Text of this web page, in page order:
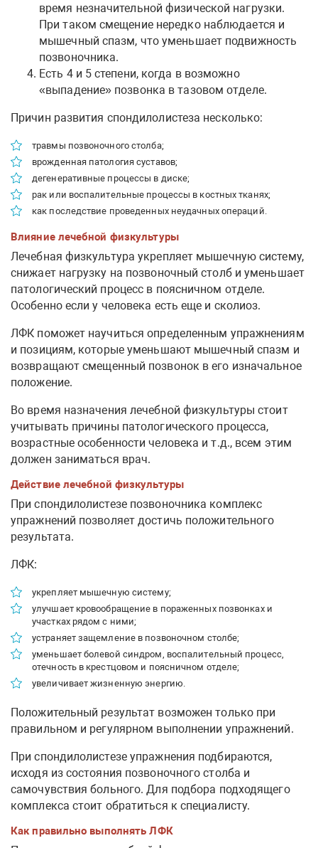
время незначительной физической нагрузки.
При таком смещение нередко наблюдается и
мышечный спазм, что уменьшает подвижность
позвоночника.
Есть 4 и 5 степени, когда в возможно
«выпадение» позвонка в тазовом отделе.
Причин развития спондилолистеза несколько:
травмы позвоночного столба;
врожденная патология суставов;
дегенеративные процессы в диске;
рак или воспалительные процессы в костных тканях;
как последствие проведенных неудачных операций.
Влияние лечебной физкультуры
Лечебная физкультура укрепляет мышечную систему,
снижает нагрузку на позвоночный столб и уменьшает
патологический процесс в поясничном отделе.
Особенно если у человека есть еще и сколиоз.
ЛФК поможет научиться определенным упражнениям
и позициям, которые уменьшают мышечный спазм и
возвращают смещенный позвонок в его изначальное
положение.
Во время назначения лечебной физкультуры стоит
учитывать причины патологического процесса,
возрастные особенности человека и т.д., всем этим
должен заниматься врач.
Действие лечебной физкультуры
При спондилолистезе позвоночника комплекс
упражнений позволяет достичь положительного
результата.
ЛФК:
укрепляет мышечную систему;
улучшает кровообращение в пораженных позвонках и
участках рядом с ними;
устраняет защемление в позвоночном столбе;
уменьшает болевой синдром, воспалительный процесс,
отечность в крестцовом и поясничном отделе;
увеличивает жизненную энергию.
Положительный результат возможен только при
правильном и регулярном выполнении упражнений.
При спондилолистезе упражнения подбираются,
исходя из состояния позвоночного столба и
самочувствия больного. Для подбора подходящего
комплекса стоит обратиться к специалисту.
Как правильно выполнять ЛФК